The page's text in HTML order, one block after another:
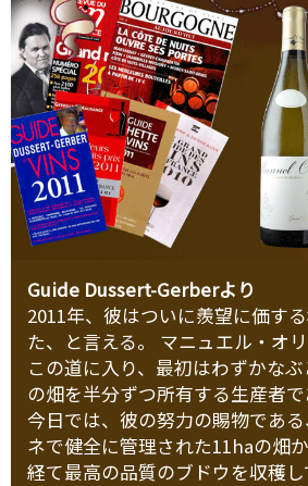
Guide Dussert-Gerberより
2011年、彼はついに羨望に価す
た、と言える。 マニュエル・オ
この道に入り、最初はわずかな
の畑を半分ずつ所有する生産者で
今日では、彼の努力の賜物であ
ネで健全に管理された11haの畑
経て最高の品質のブドウを収穫し